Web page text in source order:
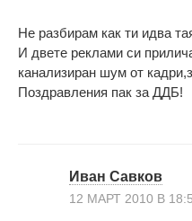
Не разбирам как ти идва
И двете реклами си
канализиран шум от
Поздравления пак за ДДБ!
Иван Савков
12 МАРТ 2010 В